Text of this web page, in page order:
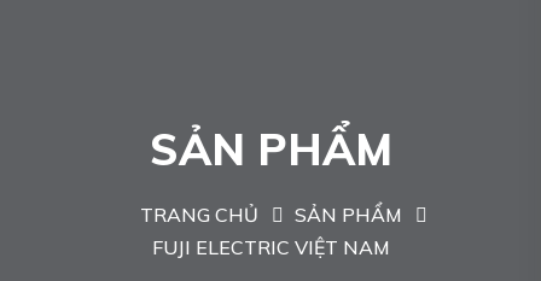
SẢN PHẨM
TRANG CHỦ
SẢN PHẨM
FUJI ELECTRIC VIỆT NAM